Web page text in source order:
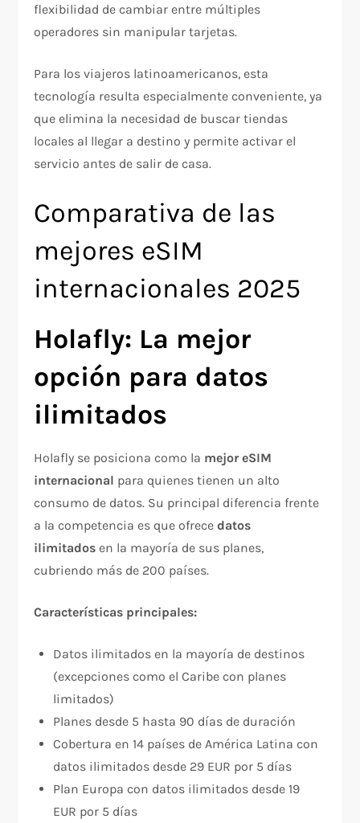
flexibilidad de cambiar entre múltiples
operadores sin manipular tarjetas.​
Para los viajeros latinoamericanos, esta
tecnología resulta especialmente conveniente, ya
que elimina la necesidad de buscar tiendas
locales al llegar a destino y permite activar el
servicio antes de salir de casa.​
Comparativa de las
mejores eSIM
internacionales 2025
Holafly: La mejor
opción para datos
ilimitados
Holafly se posiciona como la mejor eSIM
internacional para quienes tienen un alto
consumo de datos. Su principal diferencia frente
a la competencia es que ofrecedatos
ilimitados en la mayoría de sus planes,
cubriendo más de 200 países.​
Características principales:
Datos ilimitados en la mayoría de destinos
(excepciones como el Caribe con planes
limitados)​
Planes desde 5 hasta 90 días de duración​
Cobertura en 14 países de América Latina con
datos ilimitados desde 29 EUR por 5 días​
Plan Europa con datos ilimitados desde 19
EUR por 5 días​